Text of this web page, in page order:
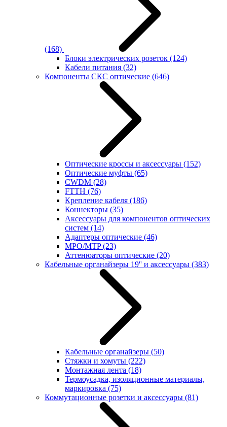
(168)
Блоки электрических розеток (124)
Кабели питания (32)
Компоненты СКС оптические (646)
Оптические кроссы и аксессуары (152)
Оптические муфты (65)
CWDM (28)
FTTH (76)
Крепление кабеля (186)
Коннекторы (35)
Аксессуары для компонентов оптических
систем (14)
Адаптеры оптические (46)
MPO/MTP(23)
Аттенюаторы оптические (20)
Кабельные органайзеры 19'' и аксессуары (383)
Кабельные органайзеры (50)
Стяжки и хомуты (222)
Монтажная лента (18)
Термоусадка, изоляционные материалы,
маркировка (75)
Коммутационные розетки и аксессуары (81)